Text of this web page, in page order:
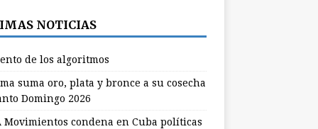
NOTICIAS
de los algoritmos
suma oro, plata y bronce a su cosecha
Domingo 2026
Movimientos condena en Cuba políticas